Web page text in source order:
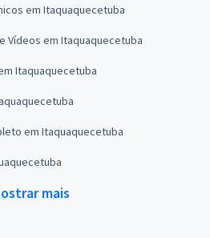
em Itaquaquecetuba
Vídeos em Itaquaquecetuba
Itaquaquecetuba
em Itaquaquecetuba
mais